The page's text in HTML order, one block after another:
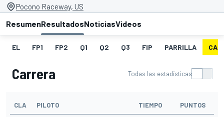
Pocono Raceway, US
ResumenResultadosNoticiasVideos
EL FP1 FP2 Q1 Q2 Q3 FIP PARRILLA
Carrera Todas las estadísticas
CLA PILOTO TIEMPO PUNTOS